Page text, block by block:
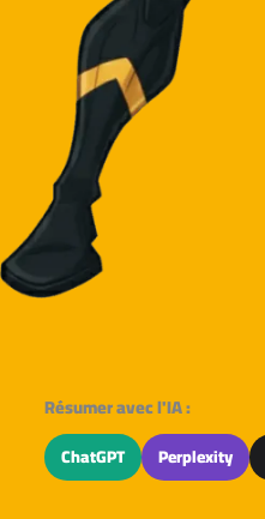
Résumer avec l'IA :
ChatGPT Perplexity